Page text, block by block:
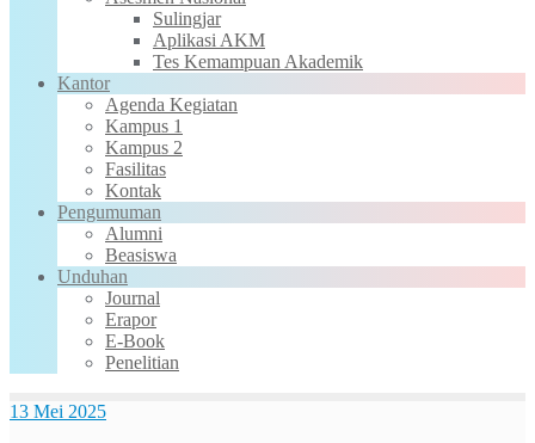
Sulingjar
Aplikasi AKM
Tes Kemampuan Akademik
Kantor
Agenda Kegiatan
Kampus 1
Kampus 2
Fasilitas
Kontak
Pengumuman
Alumni
Beasiswa
Unduhan
Journal
Erapor
E-Book
Penelitian
13 Mei 2025